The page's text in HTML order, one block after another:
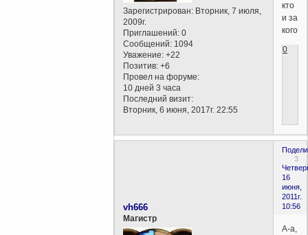
Зарегистрирован: Вторник, 7 июля,
2009г.
Приглашений: 0
Сообщений: 1094
Уважение: +22
Позитив: +6
Провел на форуме:
10 дней 3 часа
Последний визит:
Вторник, 6 июня, 2017г. 22:55
кто
и за
кого?
0
3
16
июня,
2011г.
10:56
vh666
Магистр
А-а,